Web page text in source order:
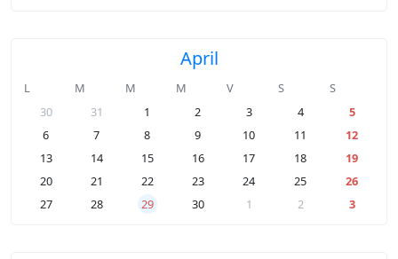
April
L M M M V S
S
30
31 1 2 3 4
5
6
7 8 9 10 11
12
13
14 15 16 17 18
19
20
21 22 23 24 25
26
27
28 29 30 1 2 3